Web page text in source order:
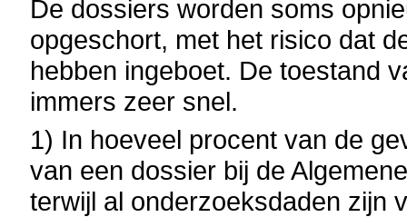
De dossiers worden soms
opgeschort, met het risico dat
hebben ingeboet. De toestand
immers zeer snel.
1) In hoeveel procent van de
van een dossier bij de
terwijl al onderzoeksdaden zijn